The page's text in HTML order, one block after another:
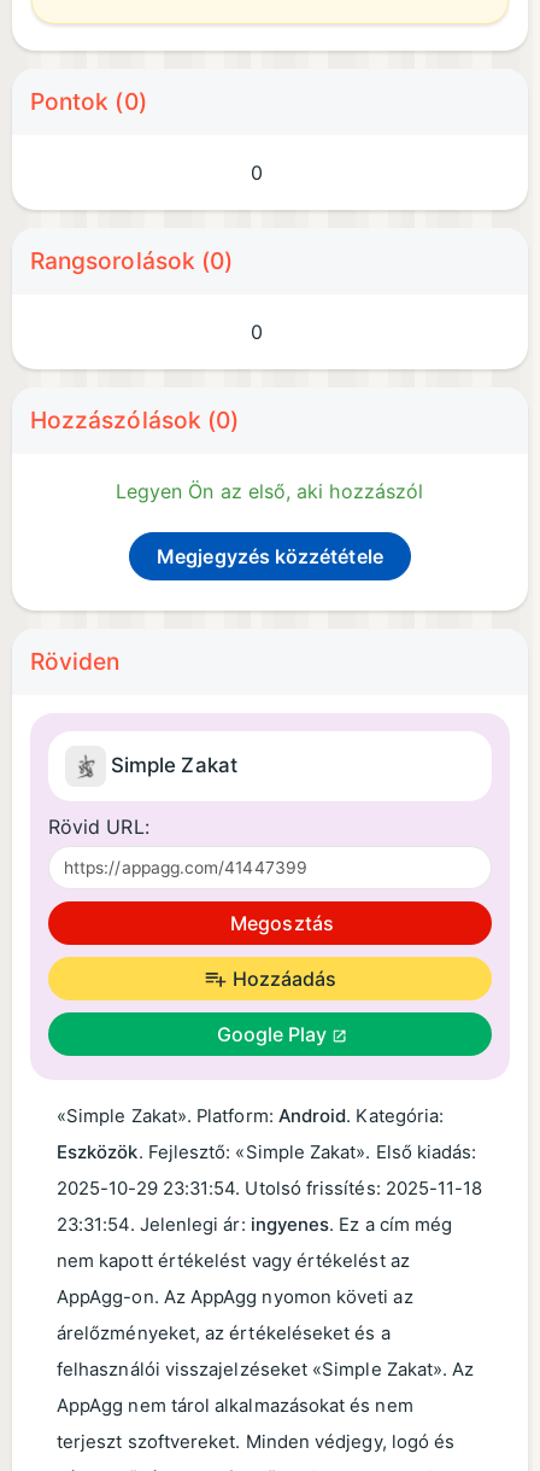
Pontok (0)
0
Rangsorolások (0)
0
Hozzászólások (0)
Legyen Ön az első, aki hozzászól
Megjegyzés közzététele
Röviden
Simple Zakat
Rövid URL:
Megosztás
Hozzáadás
Google Play
«Simple Zakat». Platform: Android. Kategória:
Eszközök. Fejlesztő: «Simple Zakat». Első kiadás:
2025-10-29 23:31:54. Utolsó frissítés: 2025-11-18
23:31:54. Jelenlegi ár: ingyenes. Ez a cím még
nem kapott értékelést vagy értékelést az
AppAgg-on. Az AppAgg nyomon követi az
árelőzményeket, az értékeléseket és a
felhasználói visszajelzéseket «Simple Zakat». Az
AppAgg nem tárol alkalmazásokat és nem
terjeszt szoftvereket. Minden védjegy, logó és